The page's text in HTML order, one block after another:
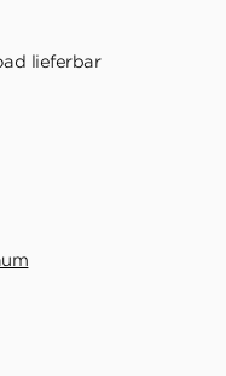
lieferbar